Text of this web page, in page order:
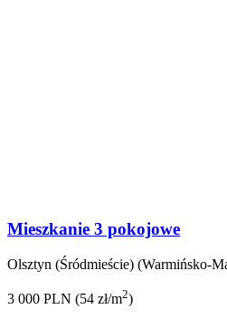
Mieszkanie 3 pokojowe
Olsztyn (Śródmieście) (Warmińsko-
3 000 PLN (54 zł/m2)